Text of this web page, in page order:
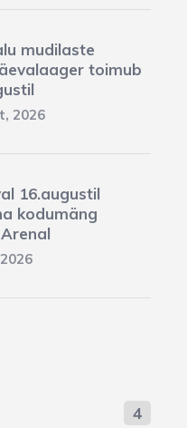
mudilaste
toimub
2026
16.augustil
kodumäng
4